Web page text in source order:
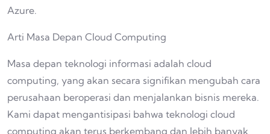
Azure.
Arti Masa Depan Cloud Computing
Masa depan teknologi informasi adalah cloud
computing, yang akan secara signifikan mengubah cara
perusahaan beroperasi dan menjalankan bisnis mereka.
Kami dapat mengantisipasi bahwa teknologi cloud
computing akan terus berkembang dan lebih banyak